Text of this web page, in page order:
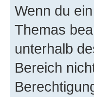
Wenn du
Themas
unterhalb
Bereich